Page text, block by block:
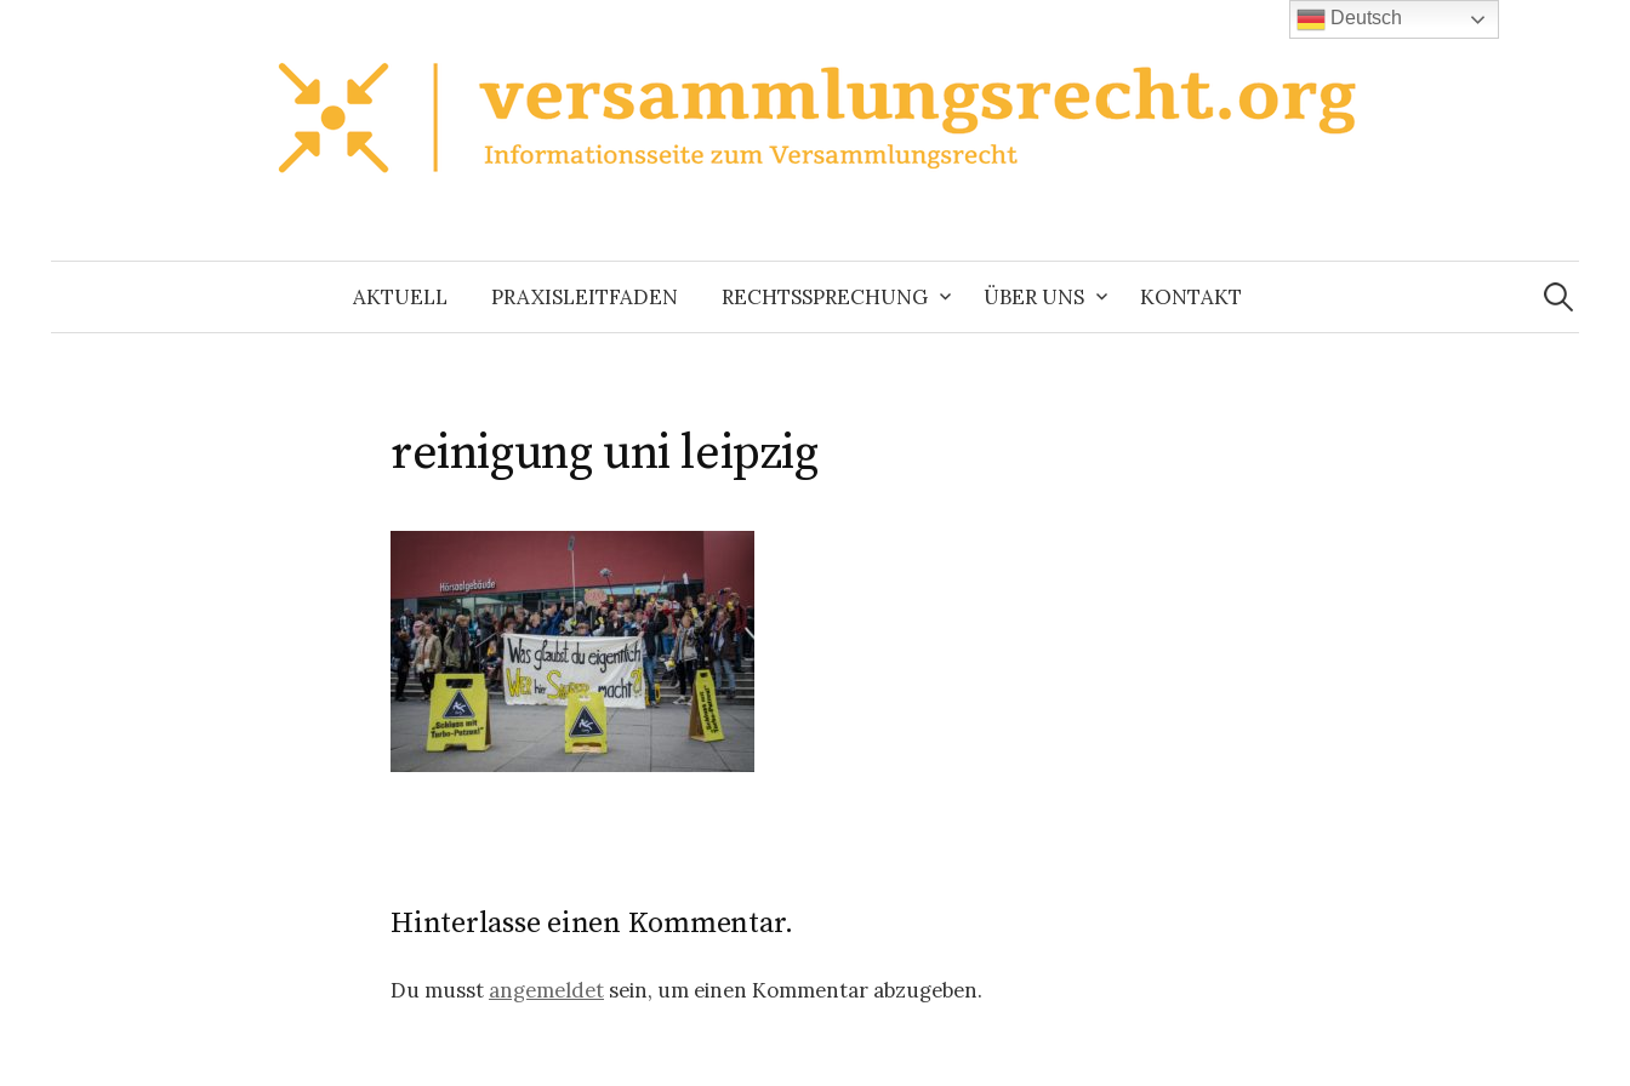
AKTUELL PRAXISLEITFADEN RECHTSSPRECHUNG ÜBER UNS KONTAKT
Suchen
nach:
reinigung uni leipzig
Hinterlasse einen Kommentar.
Du musst angemeldet sein, um einen Kommentar abzugeben.
Deutsch